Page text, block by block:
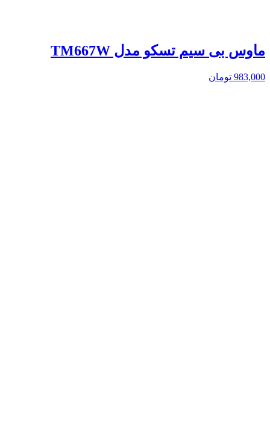
ماوس بی سیم تسکو مدل TM667W
983,000 تومان